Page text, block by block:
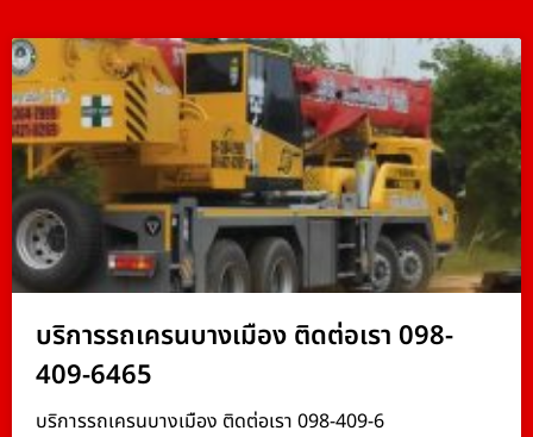
บริการรถเครนบางเมือง ติดต่อเรา 098-
409-6465
บริการรถเครนบางเมือง ติดต่อเรา 098-409-6